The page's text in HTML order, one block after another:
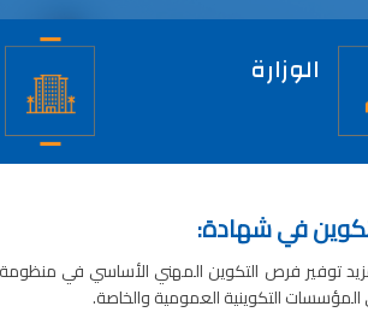
الوزارة
في شهادة:
توفير فرص التكوين المهني الأساسي في
المؤسسات التكوينية العمومية والخاصة.